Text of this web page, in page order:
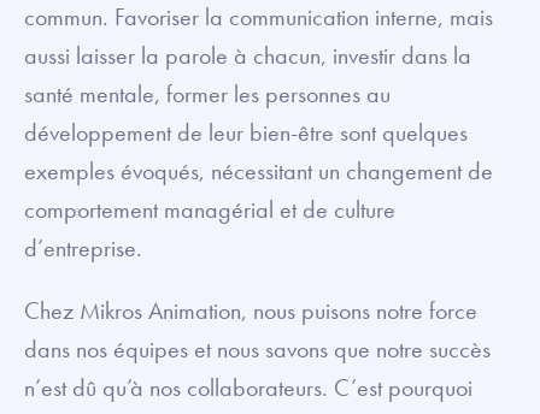
commun. Favoriser la communication interne, mais
aussi laisser la parole à chacun, investir dans la
santé mentale, former les personnes au
développement de leur bien-être sont quelques
exemples évoqués, nécessitant un changement de
comportement managérial et de culture
d’entreprise.
Chez Mikros Animation, nous puisons notre force
dans nos équipes et nous savons que notre succès
n’est dû qu’à nos collaborateurs. C’est pourquoi